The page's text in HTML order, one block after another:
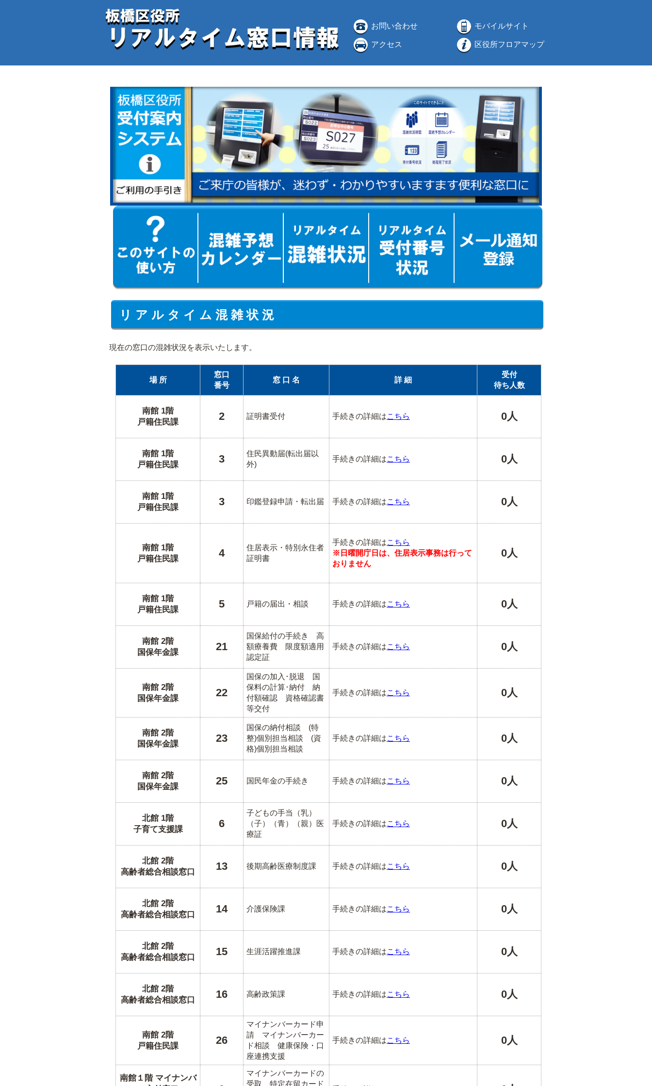
お問い合わせ モバイルサイト
アクセス 区役所フロアマップ
リ ア ル タ イ ム 混 雑 状 況
現在の窓口の混雑状況を表示いたします。
場 所
窓口
番号
窓 口 名 詳 細
受付
待ち人数
南館 1階
戸籍住民課
2 証明書受付 手続きの詳細はこちら 0人
南館 1階
戸籍住民課
3
住民異動届(転出届以
外)
手続きの詳細はこちら 0人
南館 1階
戸籍住民課
3 印鑑登録申請・転出届 手続きの詳細はこちら 0人
南館 1階
戸籍住民課
4
住居表示・特別永住者
証明書
手続きの詳細はこちら
※日曜開庁日は、住居表示事務は行って
おりません
0人
南館 1階
戸籍住民課
5 戸籍の届出・相談 手続きの詳細はこちら 0人
南館 2階
国保年金課
21
国保給付の手続き 高
額療養費 限度額適用
認定証
手続きの詳細はこちら 0人
南館 2階
国保年金課
22
国保の加入･脱退 国
保料の計算･納付 納
付額確認 資格確認書
等交付
手続きの詳細はこちら 0人
南館 2階
国保年金課
23
国保の納付相談 (特
整)個別担当相談 (資
格)個別担当相談
手続きの詳細はこちら 0人
南館 2階
国保年金課
25 国民年金の手続き 手続きの詳細はこちら 0人
北館 1階
子育て支援課
6
子どもの手当（乳）
（子）（青）（親）医
療証
手続きの詳細はこちら 0人
北館 2階
高齢者総合相談窓口
13 後期高齢医療制度課 手続きの詳細はこちら 0人
北館 2階
高齢者総合相談窓口
14 介護保険課 手続きの詳細はこちら 0人
北館 2階
高齢者総合相談窓口
15 生涯活躍推進課 手続きの詳細はこちら 0人
北館 2階
高齢者総合相談窓口
16 高齢政策課 手続きの詳細はこちら 0人
南館 2階
戸籍住民課
26
マイナンバーカード申
請 マイナンバーカー
ド相談 健康保険・口
座連携支援
手続きの詳細はこちら 0人
南館１階 マイナンバ
マイナンバーカードの
受取 特定在留カード